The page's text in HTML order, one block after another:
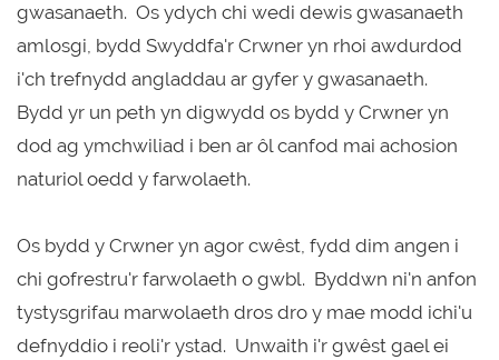
gwasanaeth. Os ydych chi wedi dewis gwasanaeth
amlosgi, bydd Swyddfa'r Crwner yn rhoi awdurdod
i'ch trefnydd angladdau ar gyfer y gwasanaeth.
Bydd yr un peth yn digwydd os bydd y Crwner yn
dod ag ymchwiliad i ben ar ôl canfod mai achosion
naturiol oedd y farwolaeth.
Os bydd y Crwner yn agor cwêst, fydd dim angen i
chi gofrestru'r farwolaeth o gwbl. Byddwn ni'n anfon
tystysgrifau marwolaeth dros dro y mae modd ichi'u
defnyddio i reoli'r ystad. Unwaith i'r gwêst gael ei